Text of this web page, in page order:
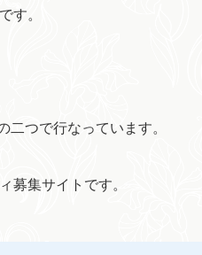
す。
つで行なっています。
募集サイトです。